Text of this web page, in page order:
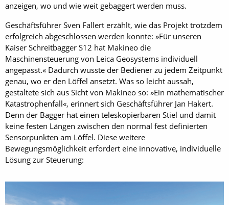
anzeigen, wo und wie weit gebaggert werden muss.
Geschäftsführer Sven Fallert erzählt, wie das Projekt trotzdem
erfolgreich abgeschlossen werden konnte: »Für unseren
Kaiser Schreitbagger S12 hat Makineo die
Maschinensteuerung von Leica Geosystems individuell
angepasst.« Dadurch wusste der Bediener zu jedem Zeitpunkt
genau, wo er den Löffel ansetzt. Was so leicht aussah,
gestaltete sich aus Sicht von Makineo so: »Ein mathematischer
Katastrophenfall«, erinnert sich Geschäftsführer Jan Hakert.
Denn der Bagger hat einen teleskopierbaren Stiel und damit
keine festen Längen zwischen den normal fest definierten
Sensorpunkten am Löffel. Diese weitere
Bewegungsmöglichkeit erfordert eine innovative, individuelle
Lösung zur Steuerung: